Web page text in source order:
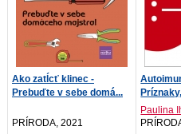
Ako zatĺcť klinec -
Prebuďte v sebe domá...
PRÍRODA, 2021
Paulina